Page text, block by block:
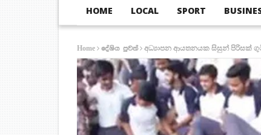
HOME LOCAL SPORT
Home දේශිය පුවත් අධ්‍යාපන ආයතනයක සිසුන් පිරිසක්